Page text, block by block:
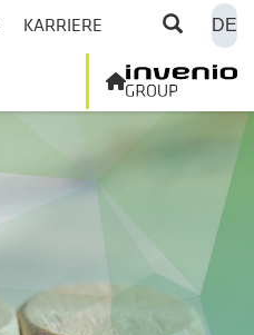
KARRIERE DE